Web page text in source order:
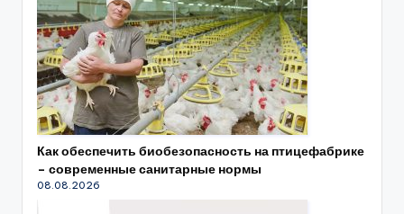
Как обеспечить биобезопасность на птицефабрике
– современные санитарные нормы
08.08.2026